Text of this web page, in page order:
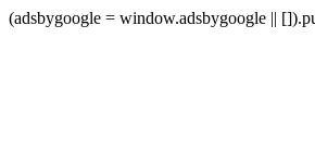
(adsbygoogle = window.adsbygoogle ||